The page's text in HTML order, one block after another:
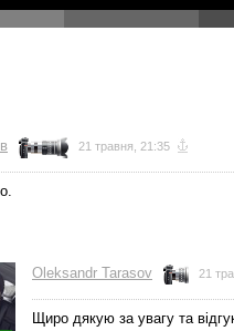
21 травня, 21:35
Oleksandr Tarasov 21
Щиро дякую за увагу та